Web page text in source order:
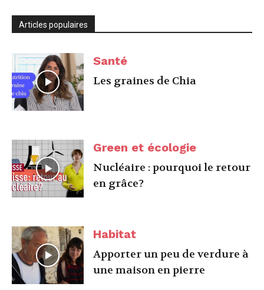
Articles populaires
Santé
Les graines de Chia
Green et écologie
Nucléaire : pourquoi le retour
en grâce?
Habitat
Apporter un peu de verdure à
une maison en pierre